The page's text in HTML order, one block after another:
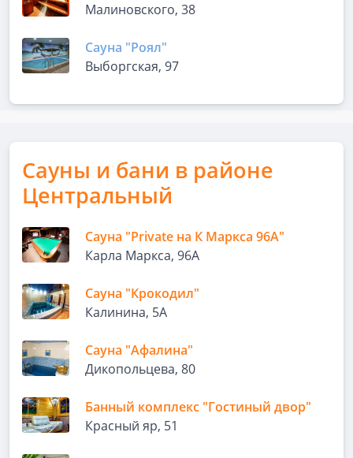
Малиновского, 38
Сауна "Роял"
Выборгская, 97
Сауны и бани в районе
Центральный
Сауна "Private на К Маркса 96А"
Карла Маркса, 96А
Сауна "Крокодил"
Калинина, 5А
Сауна "Афалина"
Ди­ко­поль­це­ва, 80
Банный комплекс "Гостиный двор"
Красный яр, 51